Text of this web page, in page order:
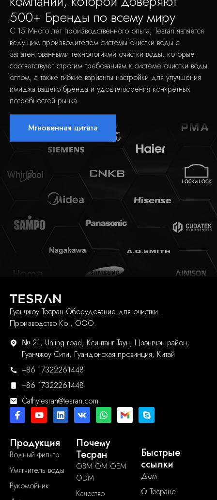
500+ Бренды по всему миру
С 15 Много лет производственного опыта, Tesran является
ведущим производителем системы очистки воды с
запатентованными технологиями очистки воды, которые
соответствуют строгим требованиям к системе очистки воды
оптом, а также гибкие варианты настройки для улучшения
имиджа вашего бренда и удовлетворения конкретных
потребностей рынка.
Мгновенная цитата
Гуанчжоу Тесран Оборудование для очистки.
Производство Ко., ООО.
№ 21, Unling road, Ксинтанг Таун, Цзэнгчэн район,
Гуанчжоу Сити, Гуандонская провинция, Китай
+86 17322261448
+86 17322261448
Cathytesran@tesran.com
Продукция
Водный фильтр
Умягчитель воды
Рукомойник
Почему
Тесран
OBM OM OEM
ODM
Качество
Быстрые
ссылки
Дом
О Тесране